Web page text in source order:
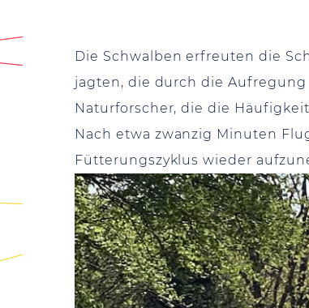
Die Schwalben erfreuten die
jagten, die durch die
Naturforscher, die die
Nach etwa zwanzig Minuten
Fütterungszyklus wieder